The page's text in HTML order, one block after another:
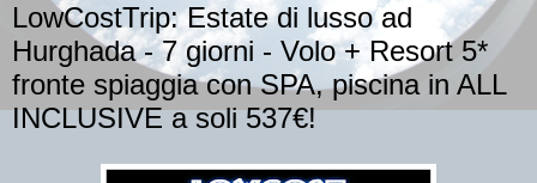
LowCostTrip: Estate di lusso ad
Hurghada - 7 giorni - Volo + Resort 5*
fronte spiaggia con SPA, piscina in ALL
INCLUSIVE a soli 537€!